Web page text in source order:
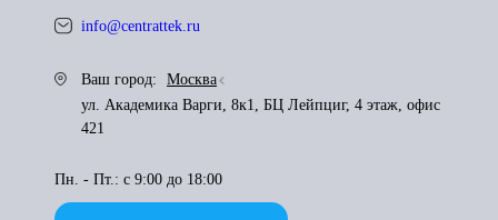
info@centrattek.ru
Ваш город:
Москва
ул. Академика Варги, 8к1, БЦ Лейпциг, 4 этаж, офис
421
Пн. - Пт.: с 9:00 до 18:00